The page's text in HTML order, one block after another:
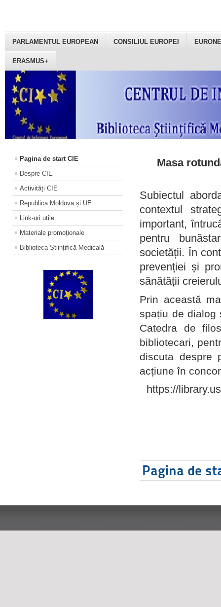
PARLAMENTUL EUROPEAN CONSILIUL EUROPEI
ERASMUS+
Pagina de start CIE
Despre CIE
Activități CIE
Republica Moldova și UE
Link-uri utile
Materiale promoţionale
Biblioteca Științifică Medicală
Masa
Subiectul
contextul
important,
pentru
societății. În
prevenției și
sănătății
Prin această
spațiu de dialog
Catedra de
bibliotecari,
discuta despre
acțiune în
https://
Pagina de